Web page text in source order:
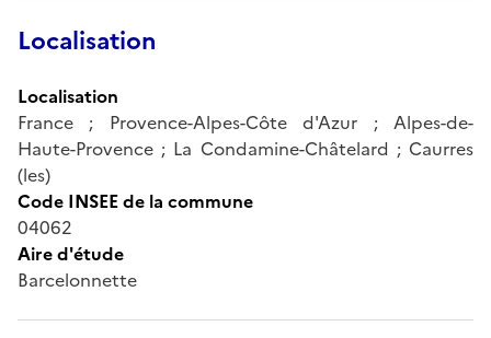
Localisation
Localisation
France ; Provence-Alpes-Côte d'Azur ; Alpes-de-
Haute-Provence ; La Condamine-Châtelard ; Caurres
(les)
Code INSEE de la commune
04062
Aire d'étude
Barcelonnette